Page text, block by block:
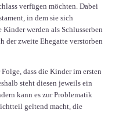
verfügen möchten. Dabei
in dem sie sich
werden als Schlusserben
der zweite Ehegatte verstorben
dass die Kinder im ersten
steht diesen jeweils ein
kann es zur Problematik
geltend macht, die